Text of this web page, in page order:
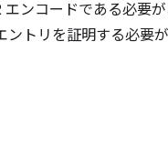
ンコードである必要
トリを証明する必要が